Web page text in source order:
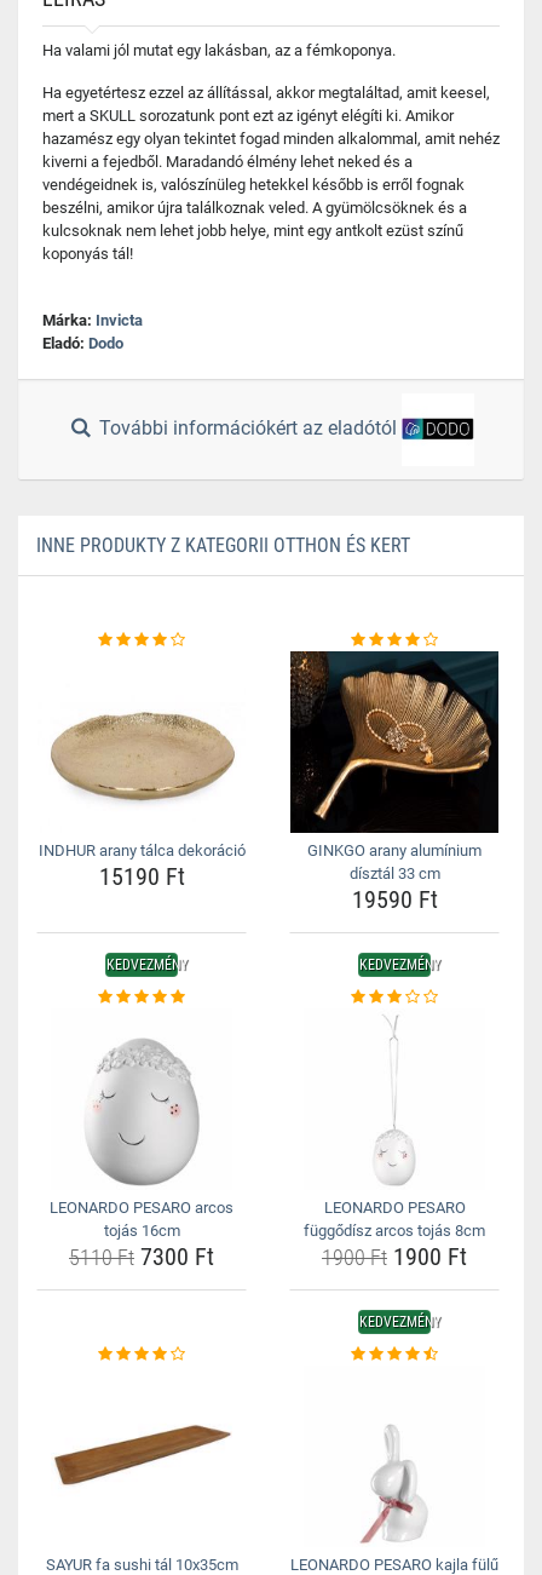
Ha valami jól mutat egy lakásban, az a fémkoponya.
Ha egyetértesz ezzel az állítással, akkor megtaláltad, amit keesel,
mert a SKULL sorozatunk pont ezt az igényt elégíti ki. Amikor
hazamész egy olyan tekintet fogad minden alkalommal, amit nehéz
kiverni a fejedből. Maradandó élmény lehet neked és a
vendégeidnek is, valószínüleg hetekkel később is erről fognak
beszélni, amikor újra találkoznak veled. A gyümölcsöknek és a
kulcsoknak nem lehet jobb helye, mint egy antkolt ezüst színű
koponyás tál!
Márka: Invicta
Eladó: Dodo
További információkért az eladótól
INNE PRODUKTY Z KATEGORII OTTHON ÉS KERT
INDHUR arany tálca dekoráció
15190 Ft
GINKGO arany alumínium
dísztál 33 cm
19590 Ft
KEDVEZMÉNY
LEONARDO PESARO arcos
tojás 16cm
5110 Ft 7300 Ft
KEDVEZMÉNY
LEONARDO PESARO
függődísz arcos tojás 8cm
1900 Ft 1900 Ft
SAYUR fa sushi tál 10x35cm
KEDVEZMÉNY
LEONARDO PESARO kajla fülű